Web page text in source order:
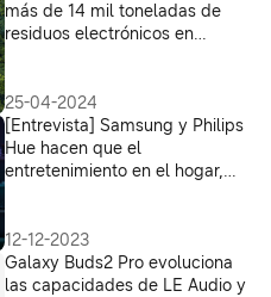
más de 14 mil toneladas de
residuos electrónicos en
25-04-2024
[Entrevista] Samsung y Philips
Hue hacen que el
entretenimiento en el hogar,
12-12-2023
Galaxy Buds2 Pro evoluciona
las capacidades de LE Audio y